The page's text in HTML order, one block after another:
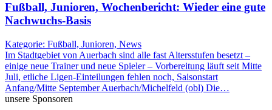
Fußball, Junioren, Wochenbericht: Wieder eine gute
Nachwuchs-Basis
Kategorie: Fußball, Junioren, News
Im Stadtgebiet von Auerbach sind alle fast Altersstufen besetzt –
einige neue Trainer und neue Spieler – Vorbereitung läuft seit Mitte
Juli, etliche Ligen-Einteilungen fehlen noch, Saisonstart
Anfang/Mitte September Auerbach/Michelfeld (obl) Die…
unsere Sponsoren